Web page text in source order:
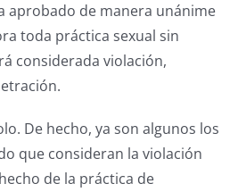
aprobado de manera unánime
toda práctica sexual sin
considerada violación,
De hecho, ya son algunos los
que consideran la violación
de la práctica de